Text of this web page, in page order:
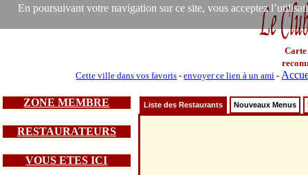
En poursuivant votre navigation sur ce site, vous acceptez
Carte
Cette ville dans vos favoris -envoyer ce lien à un ami -
ZONE MEMBRE
RESTAURATEURS
VOUS ETES ICI
Liste des Restaurants Nouveaux Menus